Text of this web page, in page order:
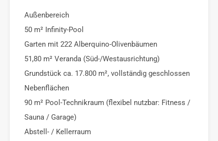
Außenbereich
50 m² Infinity-Pool
Garten mit 222 Alberquino-Olivenbäumen
51,80 m² Veranda (Süd-/Westausrichtung)
Grundstück ca. 17.800 m², vollständig geschlossen
Nebenflächen
90 m² Pool-Technikraum (flexibel nutzbar: Fitness /
Sauna / Garage)
Abstell- / Kellerraum